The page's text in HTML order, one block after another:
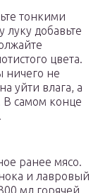
тонкими
луку добавьте
цвета.
ничего не
уйти влага, а
В самом конце
ранее мясо.
и лавровый
мл горячей